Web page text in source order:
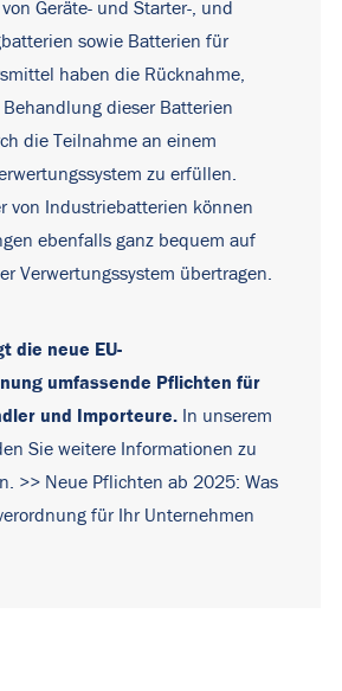
Geräte- und Starter-, und
sowie Batterien für
haben die Rücknahme,
dieser Batterien
die Teilnahme an einem
zu erfüllen.
von Industriebatterien können
ebenfalls ganz bequem auf
Verwertungssystem übertragen.
die neue EU-
umfassende Pflichten für
und Importeure. In unserem
Sie weitere Informationen zu
>> Neue Pflichten ab 2025: Was
für Ihr Unternehmen